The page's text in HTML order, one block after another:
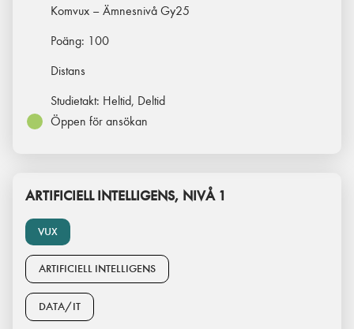
Komvux – Ämnesnivå Gy25
Poäng: 100
Distans
Studietakt: Heltid, Deltid
Öppen för ansökan
VUX
ARTIFICIELL INTELLIGENS, NIVÅ 1
ARTIFICIELL INTELLIGENS
DATA/IT